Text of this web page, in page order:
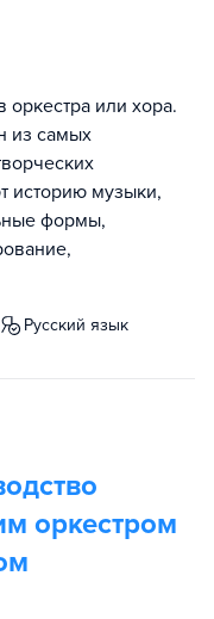
или хора.
из самых
историю музыки,
формы,
русский язык
оркестром